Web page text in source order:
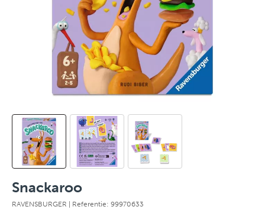
Snackaroo
RAVENSBURGER | Referentie: 99970633